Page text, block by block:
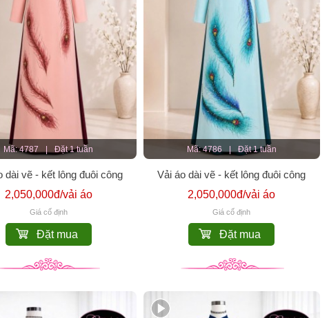
Mã: 4787 | Đặt 1 tuần
dài vẽ - kết lông đuôi công
2,050,000đ/vải áo
Giá cố định
Đặt mua
Mã: 4786 | Đặt 1 tuần
Vải áo dài vẽ - kết lông đuôi công
2,050,000đ/vải áo
Giá cố định
Đặt mua